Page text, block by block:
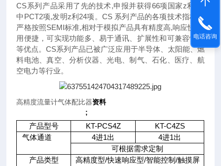
CS系列产品采用了先的技术,申报并获得66项国家z利,其
中PCT2项,发明z利24项。CS 系列产品的各项技术指标均
严格按照SEMI标准,相对于模拟产品具有精度高,响应快,使
用便捷，可实现功能多、易于通讯、扩展性和可兼容性强
等优点。CS系列产品已被广泛应用于半导体、太阳能、燃
料电池、真空、分析仪器、光电、制气、石化、医疗、航
空电力等行业。
高精度流量计气体配比器资料
;
产品型号 KT-PCS4Z
KT-C4ZS
气体通道
4进1出 4进1出
可根据需求定制
产品类型
高精度型/快速响应型/智能控制 /触摸屏
电话咨询